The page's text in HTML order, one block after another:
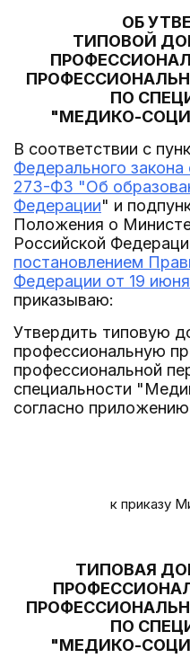
ОБ
ТИПОВОЙ
ПО
"МЕДИКО-
В соответствии с
Федерального
273-ФЗ "Об
Федерации" и
Положения о
Российской
постановлением
Федерации от 19
приказываю:
Утвердить типовую
профессиональную
профессиональной
специальности
согласно
к приказу
ТИПОВАЯ
ПО
"МЕДИКО-